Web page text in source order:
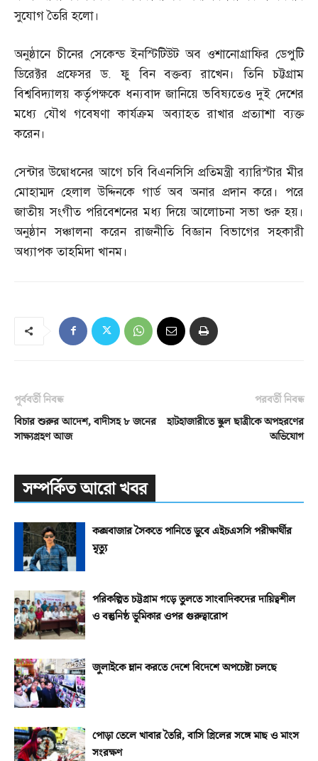
সুযোগ তৈরি হলো।
অনুষ্ঠানে চীনের সেকেন্ড ইনস্টিটিউট অব ওশানোগ্রাফির ডেপুটি
ডিরেক্টর প্রফেসর ড.ফু বিন বক্তব্য রাখেন। তিনি চট্টগ্রাম
বিশ্ববিদ্যালয় কর্তৃপক্ষকে ধন্যবাদ জানিয়ে ভবিষ্যতেও দুই দেশের
মধ্যে যৌথ গবেষণা কার্যক্রম অব্যাহত রাখার প্রত্যাশা ব্যক্ত
করেন।
সেন্টার উদ্বোধনের আগে চবি বিএনসিসি প্রতিমন্ত্রী ব্যারিস্টার মীর
মোহাম্মদ হেলাল উদ্দিনকে গার্ড অব অনার প্রদান করে। পরে
জাতীয় সংগীত পরিবেশনের মধ্য দিয়ে আলোচনা সভা শুরু হয়।
অনুষ্ঠান সঞ্চালনা করেন রাজনীতি বিজ্ঞান বিভাগের সহকারী
অধ্যাপক তাহমিদা খানম।
পূর্ববর্তী নিবন্ধ
বিচার শুরুর আদেশ, বাদীসহ ৮ জনের
সাক্ষ্যগ্রহণ আজ
পরবর্তী নিবন্ধ
হাটহাজারীতে স্কুল ছাত্রীকে অপহরণের
অভিযোগ
সম্পর্কিত আরো খবর
কক্সবাজার সৈকতে পানিতে ডুবে এইচএসসি পরীক্ষার্থীর
মৃত্যু
পরিকল্পিত চট্টগ্রাম গড়ে তুলতে সাংবাদিকদের দায়িত্বশীল
ও বস্তুনিষ্ঠ ভূমিকার ওপর গুরুত্বারোপ
জুলাইকে ম্লান করতে দেশে বিদেশে অপচেষ্টা চলছে
পোড়া তেলে খাবার তৈরি, বাসি গ্রিলের সঙ্গে মাছ ও মাংস
সংরক্ষণ